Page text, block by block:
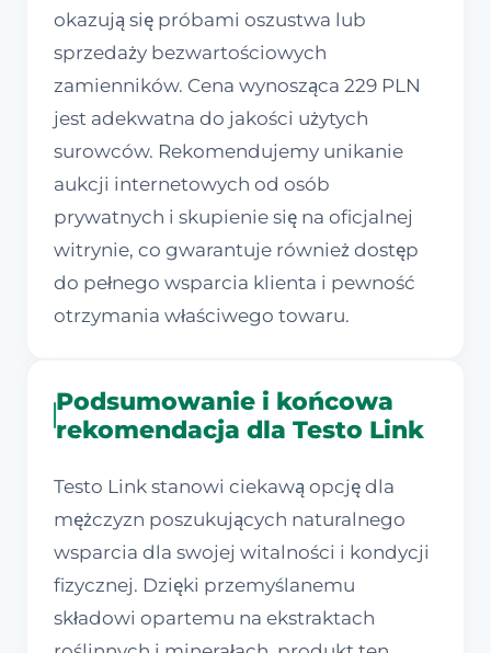
okazują się próbami oszustwa lub
sprzedaży bezwartościowych
zamienników. Cena wynosząca 229 PLN
jest adekwatna do jakości użytych
surowców. Rekomendujemy unikanie
aukcji internetowych od osób
prywatnych i skupienie się na oficjalnej
witrynie, co gwarantuje również dostęp
do pełnego wsparcia klienta i pewność
otrzymania właściwego towaru.
Podsumowanie i końcowa
rekomendacja dla Testo Link
Testo Link stanowi ciekawą opcję dla
mężczyzn poszukujących naturalnego
wsparcia dla swojej witalności i kondycji
fizycznej. Dzięki przemyślanemu
składowi opartemu na ekstraktach